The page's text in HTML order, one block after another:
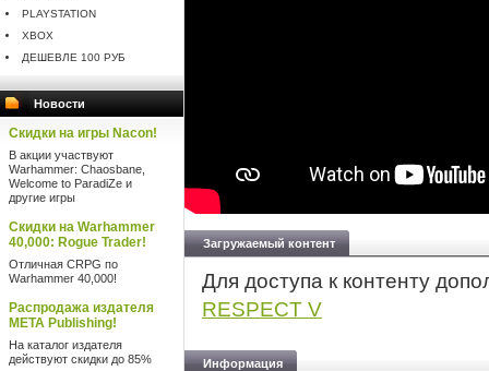
PLAYSTATION
XBOX
ДЕШЕВЛЕ 100 РУБ
Новости
Скидки на игры Nacon!
В акции участвуют
Warhammer: Chaosbane,
Welcome to ParadiZe и
другие игры
Скидки на Warhammer
40,000: Rogue Trader!
Отличная CRPG по
Warhammer 40,000!
Распродажа издателя
META Publishing!
На каталог издателя
действуют скидки до 85%
Загружаемый контент
Для доступа к контенту
RESPECT V
Информация